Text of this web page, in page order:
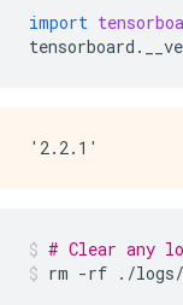
import
tensorboard .
# Clear any
rm -rf ./logs/